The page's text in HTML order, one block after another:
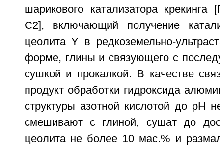
шарикового катализатора
C2], включающий получение
цеолита Y в редкоземельно-
форме, глины и связующего с
сушкой и прокалкой. В качестве
продукт обработки гидроксида
структуры азотной кислотой до pH
смешивают с глиной, сушат до
цеолита не более 10 мас.% и